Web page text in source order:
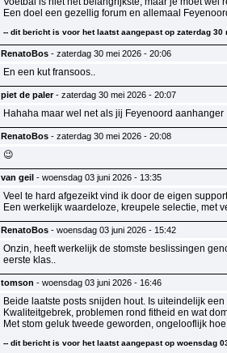
Een doel een gezellig forum en allemaal
-- dit bericht is voor het laatst aangepast op zaterdag 30
RenatoBos - zaterdag 30 mei 2026 - 20:06
En een kut fransoos..
piet de paler- zaterdag 30 mei 2026 - 20:07
Hahaha maar wel net als jij Feyenoord aanhanger
RenatoBos - zaterdag 30 mei 2026 - 20:08
😉
van geil - woensdag 03 juni 2026 - 13:35
Veel te hard afgezeikt vind ik door de eigen
Een werkelijk waardeloze, kreupele selectie, met
RenatoBos - woensdag 03 juni 2026 - 15:42
Onzin, heeft werkelijk de stomste beslissingen
eerste klas..
tomson - woensdag 03 juni 2026 - 16:46
Beide laatste posts snijden hout. Is uiteindelijk
Kwaliteitgebrek, problemen rond fitheid en wat
Met stom geluk tweede geworden, ongelooflijk
-- dit bericht is voor het laatst aangepast op woensdag